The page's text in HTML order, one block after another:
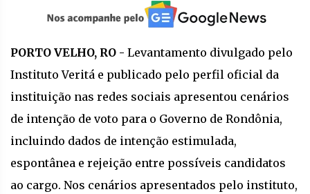
PORTO VELHO, RO - Levantamento divulgado pelo
Instituto Veritá e publicado pelo perfil oficial da
instituição nas redes sociais apresentou cenários
de intenção de voto para o Governo de Rondônia,
incluindo dados de intenção estimulada,
espontânea e rejeição entre possíveis candidatos
ao cargo. Nos cenários apresentados pelo instituto,